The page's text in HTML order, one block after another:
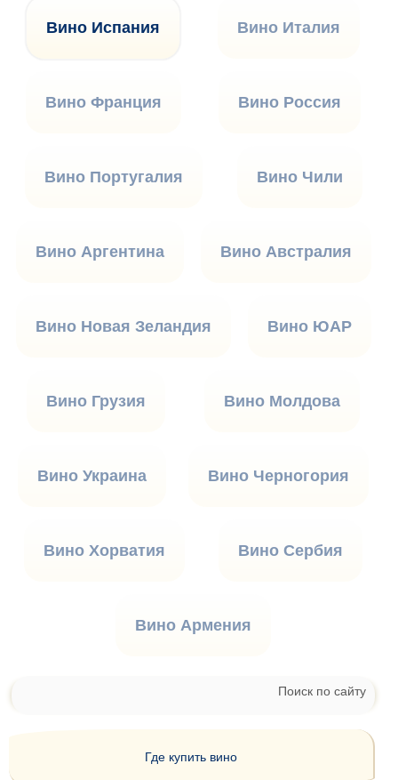
Вино Италия
Вино Франция
Вино Испания
Вино Россия
Вино Португалия Вино Чили
Вино Аргентина Вино Австралия
Вино Новая Зеландия Вино ЮАР
Вино Грузия Вино Молдова
Вино Украина Вино Черногория
Вино Хорватия Вино Сербия
Вино Армения
Поиск по сайту
Где купить вино